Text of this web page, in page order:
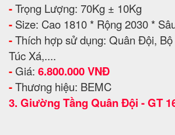
-Trọng Lượng: 70Kg ± 10Kg
- Size: Cao 1810 * Rộng 2030 *
-Thích hợp sử dụng: Quân Đội,
Túc Xá,....
- Giá: 6.800.000 VNĐ
-Thương hiệu: BEMC
3. Giường Tầng Quân Đội - GT